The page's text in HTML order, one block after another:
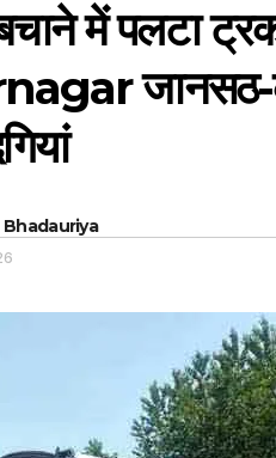
में पलटा
जानसठ-